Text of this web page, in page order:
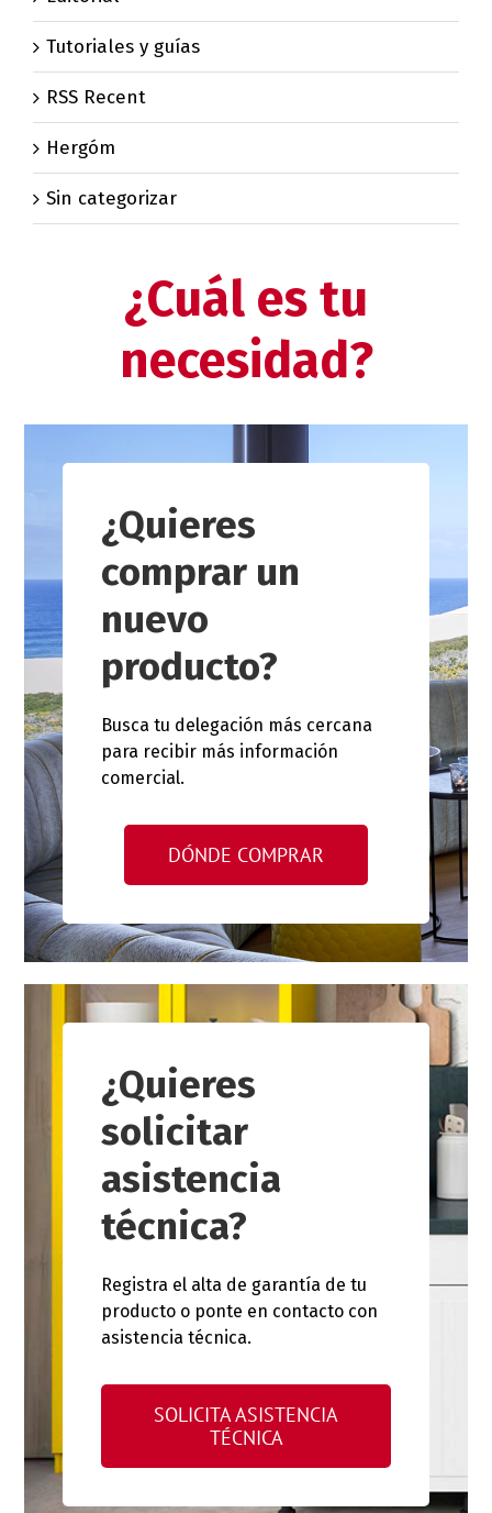
Tutoriales y guías
RSS Recent
Hergóm
Sin categorizar
¿Cuál es tu
necesidad?
¿Quieres
comprar un
nuevo
producto?
Busca tu delegación más cercana
para recibir más información
comercial.
DÓNDE COMPRAR
¿Quieres
solicitar
asistencia
técnica?
Registra el alta de garantía de tu
producto o ponte en contacto con
asistencia técnica.
SOLICITA ASISTENCIA
TÉCNICA